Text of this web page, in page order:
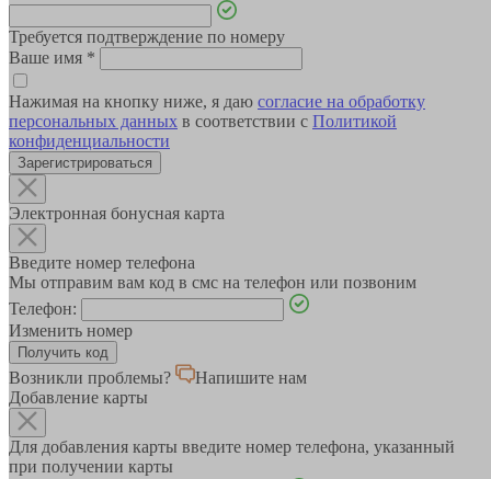
Требуется подтверждение по номеру
Ваше имя *
Нажимая на кнопку ниже, я даю согласие на обработку
персональных данных в соответствии с Политикой
конфиденциальности
Зарегистрироваться
Электронная бонусная карта
Введите номер телефона
Мы отправим вам код в смс на телефон или позвоним
Телефон:
Изменить номер
Возникли проблемы?
Напишите нам
Добавление карты
Для добавления карты введите номер телефона, указанный
при получении карты